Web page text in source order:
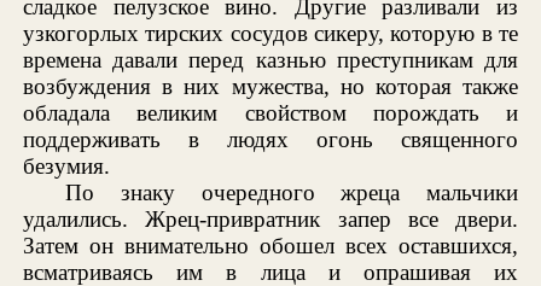
сладкое пелузское вино. Другие разливали из
узкогорлых тирских сосудов сикеру, которую в те
времена давали перед казнью преступникам для
возбуждения в них мужества, но которая также
обладала великим свойством порождать и
поддерживать в людях огонь священного
безумия.
По знаку очередного жреца мальчики
удалились. Жрец-привратник запер все двери.
Затем он внимательно обошел всех оставшихся,
всматриваясь им в лица и опрашивая их